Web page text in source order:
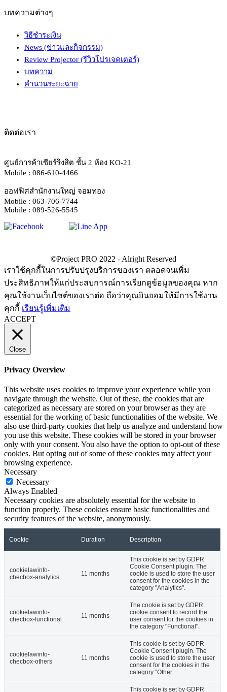
บทความต่างๆ
วิธีชำระเงิน
News (ข่าวและกิจกรรม)
Review Projector (รีวิวโปรเจคเตอร์)
บทความ
คำนวนระยะฉาย
ติดต่อเรา
ศูนย์การค้าเซียร์ริงสิต ชั้น 2 ห้อง KO-21
Mobile : 086-610-4466
ออฟฟิศสำนักงานใหญ่ จอมทอง
Mobile : 063-706-7744
Mobile : 089-526-5545
เราใช้คุกกี้ในการปรับปรุงบริการของเรา ตลอดจนเพิ่ม
ประสิทธิภาพให้แก่ประสบการณ์การเรียกดูข้อมูลของคุณ หาก
คุณใช้งานเว็บไซต์ของเราต่อ ถือว่าคุณยินยอมให้มีการใช้งาน
คุกกี้ เรียนรู้เพิ่มเติม
ACCEPT
Close
Privacy Overview
This website uses cookies to improve your experience while you
navigate through the website. Out of these, the cookies that are
categorized as necessary are stored on your browser as they are
essential for the working of basic functionalities of the website. We
also use third-party cookies that help us analyze and understand how
you use this website. These cookies will be stored in your browser
only with your consent. You also have the option to opt-out of these
cookies. But opting out of some of these cookies may affect your
browsing experience.
Necessary
Necessary
Always Enabled
Necessary cookies are absolutely essential for the website to
function properly. These cookies ensure basic functionalities and
security features of the website, anonymously.
Cookie Duration Description
cookielawinfo-
checbox-analytics
11 months
This cookie is set by GDPR
Cookie Consent plugin. The
cookie is used to store the user
consent for the cookies in the
category "Analytics".
cookielawinfo-
checbox-functional
11 months
The cookie is set by GDPR
cookie consent to record the
user consent for the cookies in
the category "Functional".
cookielawinfo-
checbox-others
11 months
This cookie is set by GDPR
Cookie Consent plugin. The
cookie is used to store the user
consent for the cookies in the
category "Other.
This cookie is set by GDPR